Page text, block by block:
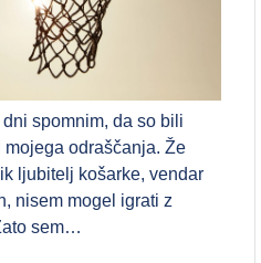
spomnim, da so bili
odraščanja. Že
ljubitelj košarke, vendar
nisem mogel igrati z
sem…